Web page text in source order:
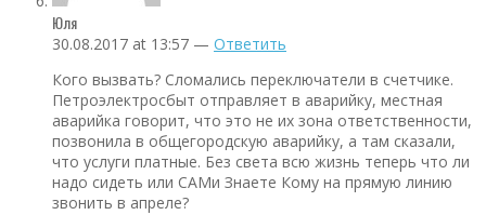
Юля
30.08.2017 at 13:57 — Ответить
Кого вызвать? Сломались переключатели в счетчике.
Петроэлектросбыт отправляет в аварийку, местная
аварийка говорит, что это не их зона ответственности,
позвонила в общегородскую аварийку, а там сказали,
что услуги платные. Без света всю жизнь теперь что ли
надо сидеть или САМи Знаете Кому на прямую линию
звонить в апреле?